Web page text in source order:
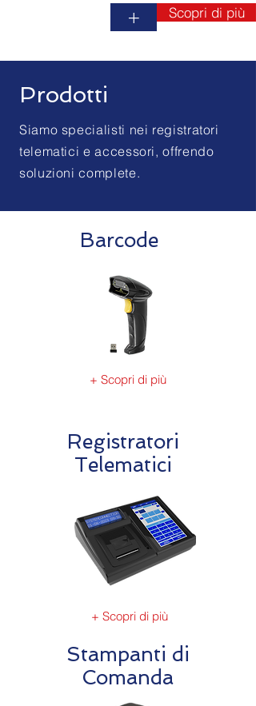
+ Scopri di più
Prodotti
Siamo specialisti nei registratori
telematici e accessori, offrendo
soluzioni complete.
Barcode
+ Scopri di più
Registratori
Telematici
+ Scopri di più
Stampanti di
Comanda